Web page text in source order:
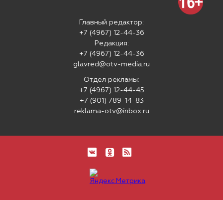
Главный редактор:
+7 (4967) 12-44-36
Редакция:
+7 (4967) 12-44-36
glavred@otv-media.ru
Отдел рекламы:
+7 (4967) 12-44-45
+7 (901) 789-14-83
reklama-otv@inbox.ru